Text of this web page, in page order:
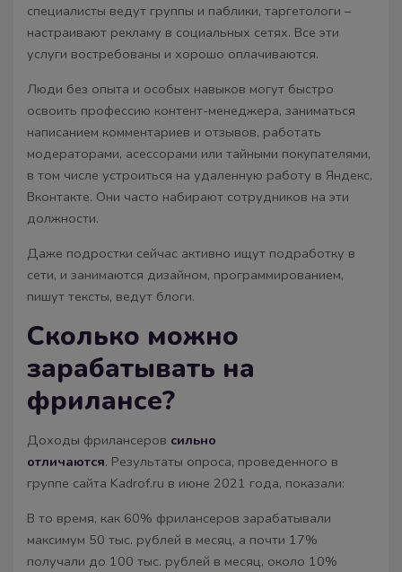
специалисты ведут группы и паблики, таргетологи –
настраивают рекламу в социальных сетях. Все эти
услуги востребованы и хорошо оплачиваются.
Люди без опыта и особых навыков могут быстро
освоить профессию контент-менеджера, заниматься
написанием комментариев и отзывов, работать
модераторами, асессорами или тайными покупателями,
в том числе устроиться на удаленную работу в Яндекс,
Вконтакте. Они часто набирают сотрудников на эти
должности.
Даже подростки сейчас активно ищут подработку в
сети, и занимаются дизайном, программированием,
пишут тексты, ведут блоги.
Сколько можно
зарабатывать на
фрилансе?
Доходы фрилансеров сильно
отличаются. Результаты опроса, проведенного в
группе сайта Kadrof.ru в июне 2021 года, показали:
В то время, как 60% фрилансеров зарабатывали
максимум 50 тыс. рублей в месяц, а почти 17%
получали до 100 тыс. рублей в месяц, около 10%